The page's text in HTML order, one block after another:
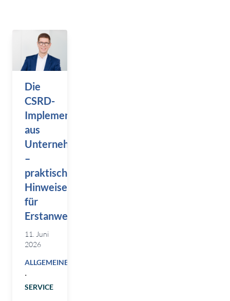
Die
CSRD-
Implementierung
aus
Unternehmenssicht
–
praktische
Hinweise
für
Erstanwender
11. Juni
2026
ALLGEMEINES
·
SERVICE